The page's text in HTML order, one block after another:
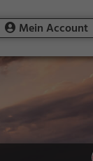
Mein Account